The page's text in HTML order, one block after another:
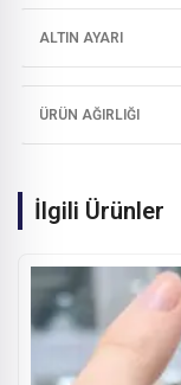
ALTIN AYARI
ÜRÜN AĞIRLIĞI
İlgili Ürünler